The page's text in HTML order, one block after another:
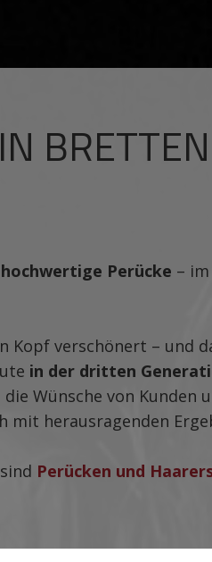
BRETTEN
hochwertige Perücke – im
Kopf verschönert – und
in der dritten
Wünsche von Kunden
mit herausragenden
Perücken und